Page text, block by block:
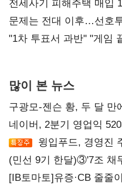
재건"
전세사기 피해주택 매입
4만278명
문제는 전대 이후…선호
불복'
"1차 투표서 과반" "게임
많이 본 뉴스
구광모-젠슨 황, 두 달 만
네이버, 2분기 영업익
윙입푸드, 경영진
(민선 9기 한달)③'7조 채
20년만에 '비상재정' 선언
[IB토마토]유증·CB 줄줄